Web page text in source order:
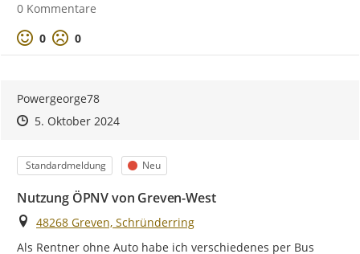
0 Kommentare
Positive Bewertung
0 Negative Bewertung
0
Powergeorge78
Zeitpunkt des Erstellens
Zeitpunkt des Erstellens
5. Oktober 2024Zur Äußerung
Kategorie
Standardmeldung Status
Neu
Nutzung ÖPNV von Greven-West
Ort
48268 Greven, Schründerring
Als Rentner ohne Auto habe ich verschiedenes per Bus